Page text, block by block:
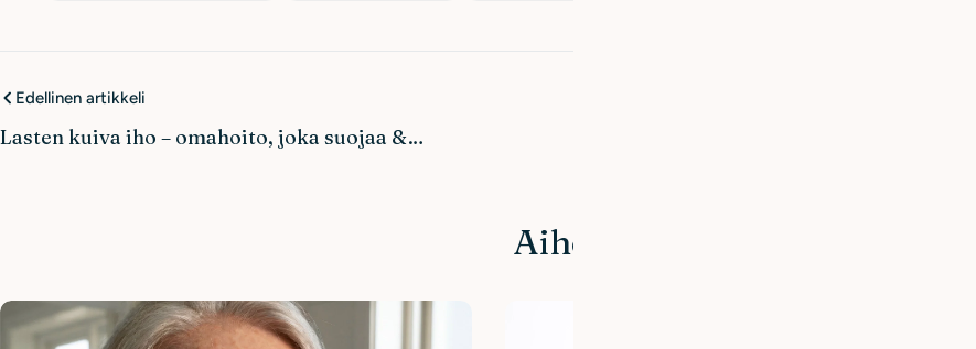
Edellinen artikkeli
Lasten kuiva iho – omahoito, joka suojaa &
Aiheeseen liittyvät artikkelit